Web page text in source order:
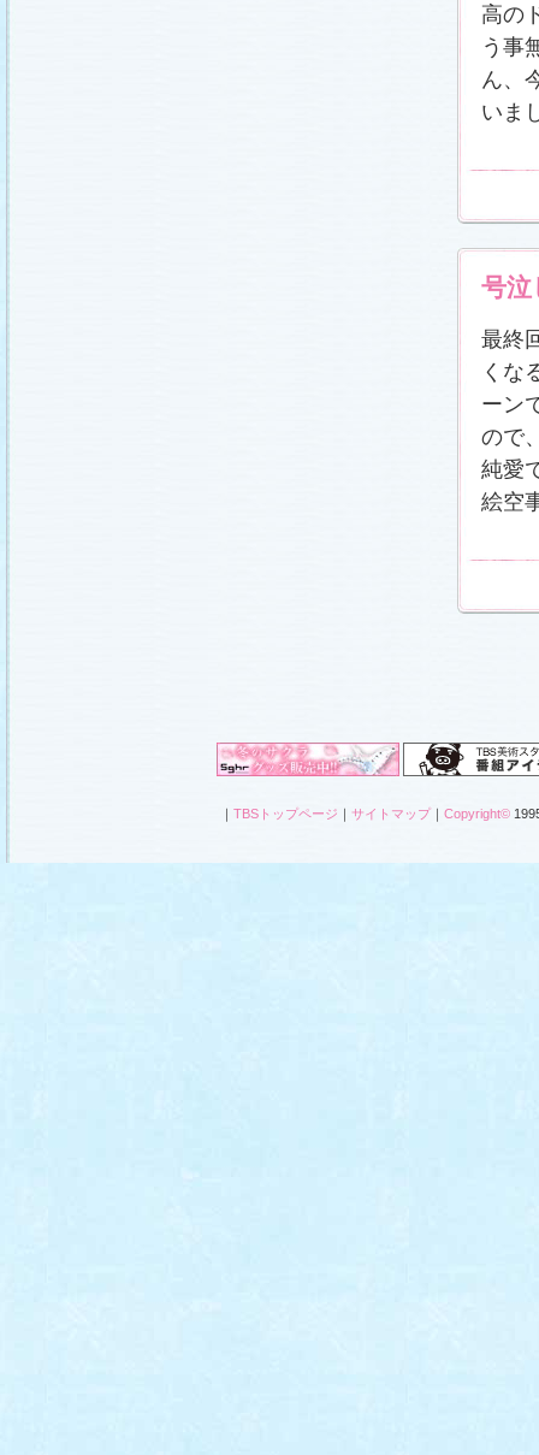
高の
う事
ん、
いま
号
最終
くな
ーン
ので
純愛
絵空
｜ TBSトップページ ｜ サイトマップ｜ Copyright©